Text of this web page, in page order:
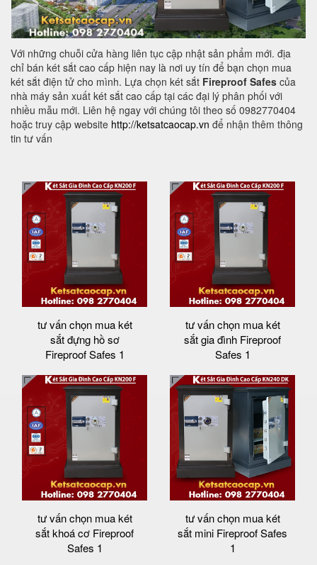
Với những chuỗi cửa hàng liên tục cập nhật sản phẩm mới. địa
chỉ bán két sắt cao cấp hiện nay là nơi uy tín để bạn chọn mua
két sắt điện tử cho mình. Lựa chọn két sắt Fireproof Safes của
nhà máy sản xuất két sắt cao cấp tại các đại lý phân phối với
nhiều mẫu mới. Liên hệ ngay với chúng tôi theo số 0982770404
hoặc truy cập website http://ketsatcaocap.vn để nhận thêm thông
tin tư vấn
tư vấn chọn mua két
sắt đựng hồ sơ
Fireproof Safes 1
tư vấn chọn mua két
sắt gia đình Fireproof
Safes 1
tư vấn chọn mua két
sắt khoá cơ Fireproof
Safes 1
tư vấn chọn mua két
sắt mini Fireproof Safes
1